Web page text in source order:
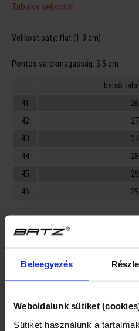
Beleegyezés
Weboldalunk sütiket
Sütiket használunk a
Tabulka velikostí
Velikost paty: flat (1-3 cm)
Pontos sarokmagasság: 3,5 cm
belső
41
42
43
44
45
46
Velikost špičky:F, G
G = normál szélességű és